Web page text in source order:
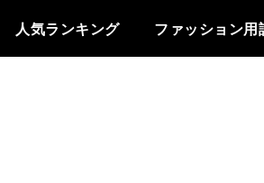
人気ランキング ファッション用